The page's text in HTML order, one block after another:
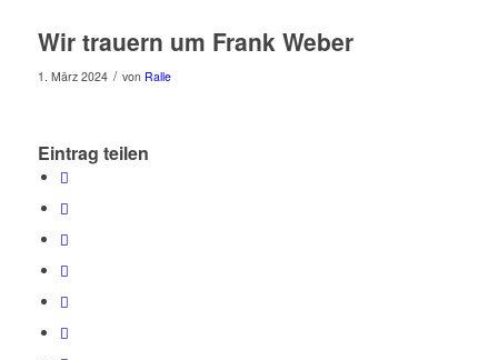
Wir trauern um Frank Weber
1. März 2024 / von Ralle
Eintrag teilen